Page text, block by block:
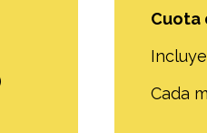
Cuota
Cada